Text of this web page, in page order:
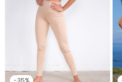
Idealnie się trzyma, kolor na
piękniejszy!!!
Magdalena
-35%